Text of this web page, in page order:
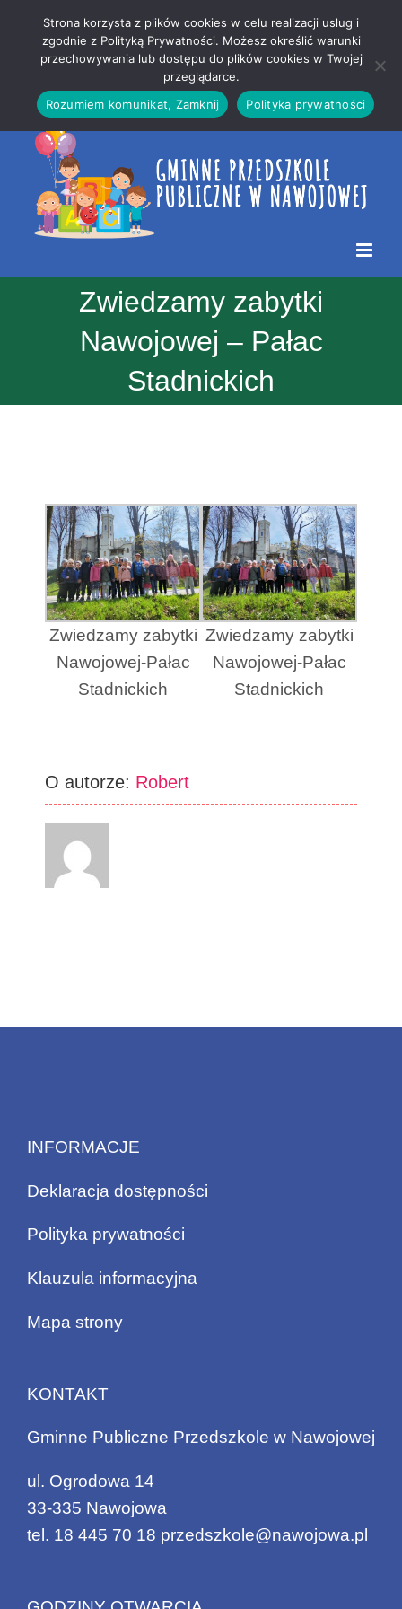
treści
strony
Zwiedzamy zabytki
Nawojowej – Pałac
Stadnickich
Zwiedzamy zabytki
Nawojowej-Pałac
Stadnickich
Zwiedzamy zabytki
Nawojowej-Pałac
Stadnickich
O autorze: Robert
INFORMACJE
Deklaracja dostępności
Polityka prywatności
Klauzula informacyjna
Mapa strony
KONTAKT
Gminne Publiczne Przedszkole w Nawojowej
ul. Ogrodowa 14
33-335 Nawojowa
tel. 18 445 70 18 przedszkole@nawojowa.pl
Strona korzysta z plików cookies w celu realizacji usług i
zgodnie z Polityką Prywatności. Możesz określić warunki
przechowywania lub dostępu do plików cookies w Twojej
przeglądarce.
Rozumiem komunikat, Zamknij
Polityka prywatności